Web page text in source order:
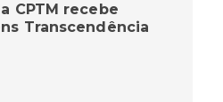
CPTM recebe
Transcendência